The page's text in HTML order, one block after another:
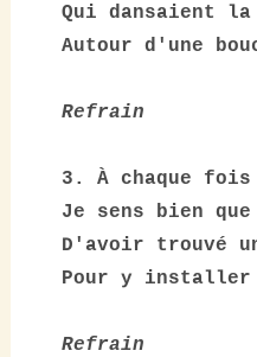
Qui dansaient
Autour d'une
Refrain
3. À chaque
Je sens bien
D'avoir trouvé
Pour y installer
Refrain